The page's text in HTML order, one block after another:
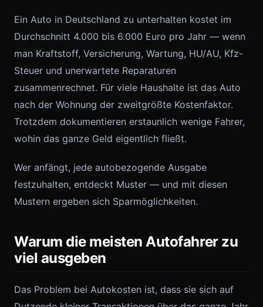
Ein Auto in Deutschland zu unterhalten kostet im
Durchschnitt 4.000 bis 6.000 Euro pro Jahr — wenn
man Kraftstoff, Versicherung, Wartung, HU/AU, Kfz-
Steuer und unerwartete Reparaturen
zusammenrechnet. Für viele Haushalte ist das Auto
nach der Wohnung der zweitgrößte Kostenfaktor.
Trotzdem dokumentieren erstaunlich wenige Fahrer,
wohin das ganze Geld eigentlich fließt.
Wer anfängt, jede autobezogende Ausgabe
festzuhalten, entdeckt Muster — und mit diesen
Mustern ergeben sich Sparmöglichkeiten.
Warum die meisten Autofahrer zu
viel ausgeben
Das Problem bei Autokosten ist, dass sie sich auf